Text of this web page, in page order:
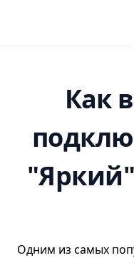
Как
"Яркий"
Одним из самых